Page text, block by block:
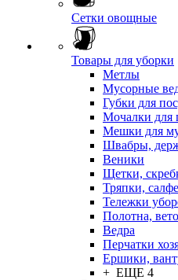
Сетки овощные
Товары для уборки
Метлы
Мусорные
Губки для
Мочалки для
Мешки для
Швабры,
Веники
Щетки,
Тряпки,
Тележки
Полотна,
Ведра
Перчатки
Ершики,
+ ЕЩЕ 4